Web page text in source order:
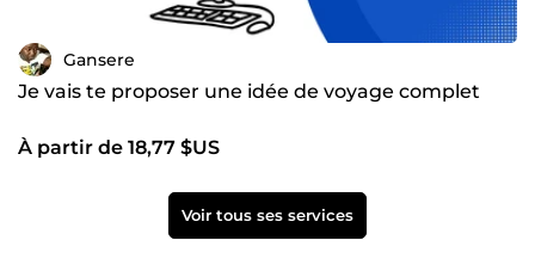
Gansere
Je vais te proposer une idée de voyage complet
À partir de 18,77 $US
Voir tous ses services